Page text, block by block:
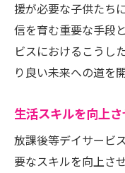
援が必要な子供たち
信を育む重要な手段
ビスにおけるこうし
り良い未来への道を
生活スキルを向上
放課後等デイサービ
要なスキルを向上さ